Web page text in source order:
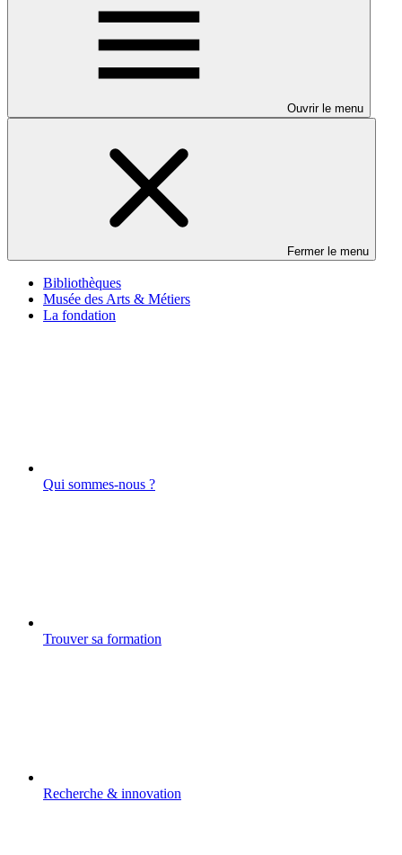
Ouvrir le menu
Fermer le menu
Bibliothèques
Musée des Arts & Métiers
La fondation
Qui sommes-nous ?
Trouver sa formation
Recherche & innovation